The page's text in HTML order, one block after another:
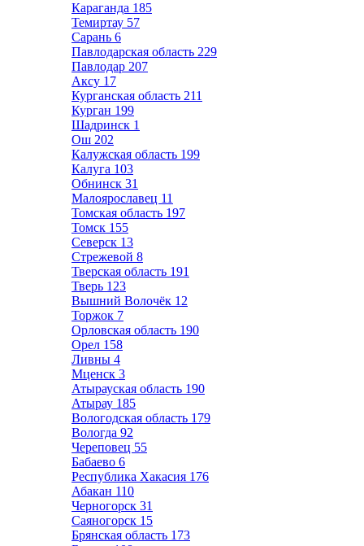
Караганда 185
Темиртау 57
Сарань 6
Павлодарская область 229
Павлодар 207
Аксу 17
Курганская область 211
Курган 199
Шадринск 1
Ош 202
Калужская область 199
Калуга 103
Обнинск 31
Малоярославец 11
Томская область 197
Томск 155
Северск 13
Стрежевой 8
Тверская область 191
Тверь 123
Вышний Волочёк 12
Торжок 7
Орловская область 190
Орел 158
Ливны 4
Мценск 3
Атырауская область 190
Атырау 185
Вологодская область 179
Вологда 92
Череповец 55
Бабаево 6
Республика Хакасия 176
Абакан 110
Черногорск 31
Саяногорск 15
Брянская область 173